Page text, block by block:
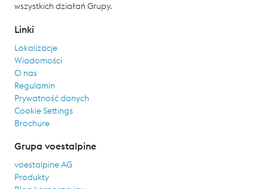
wszystkich działań Grupy.
Linki
Lokalizacje
Wiadomości
O nas
Regulamin
Prywatność danych
Cookie Settings
Brochure
Grupa voestalpine
voestalpine AG
Produkty